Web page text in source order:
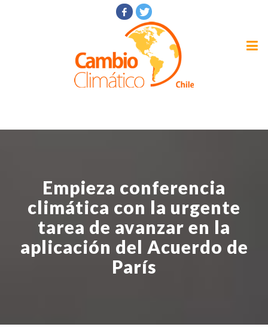
Empieza conferencia
climática con la urgente
tarea de avanzar en la
aplicación del Acuerdo de
París